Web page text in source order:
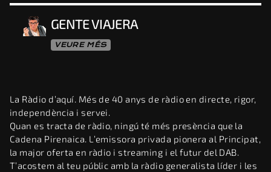
GENTE VIAJERA
VEURE MÉS
La Ràdio d’aquí. Més de 40 anys de ràdio en directe, rigor,
independència i servei.
Quan es tracta de ràdio, ningú té més presència que la
Cadena Pirenaica. L’emissora privada pionera al Principat,
la major oferta en ràdio i streaming i el futur del DAB.
T’acostem al teu públic amb la ràdio generalista líder i les